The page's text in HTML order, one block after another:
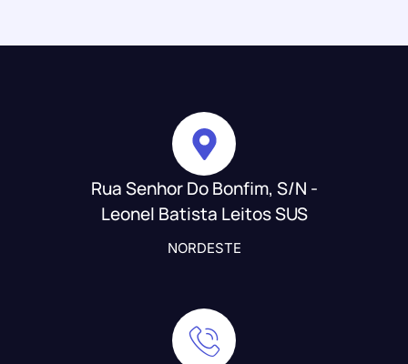
Rua Senhor Do Bonfim, S/N -
Leonel Batista Leitos SUS
NORDESTE